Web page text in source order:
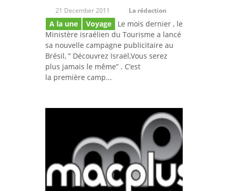
21 December 2011 La rédaction
A la une Voyage
Le mois dernier , le
Ministère israélien du Tourisme a lancé
sa nouvelle campagne publicitaire au
Brésil, ” Découvrez Israël,Vous serez
plus jamais le même” . C’est
la première camp...